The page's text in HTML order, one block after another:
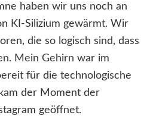
haben wir uns noch an
KI-Silizium gewärmt. Wir
die so logisch sind, dass
Mein Gehirn war im
für die technologische
der Moment der
geöffnet.